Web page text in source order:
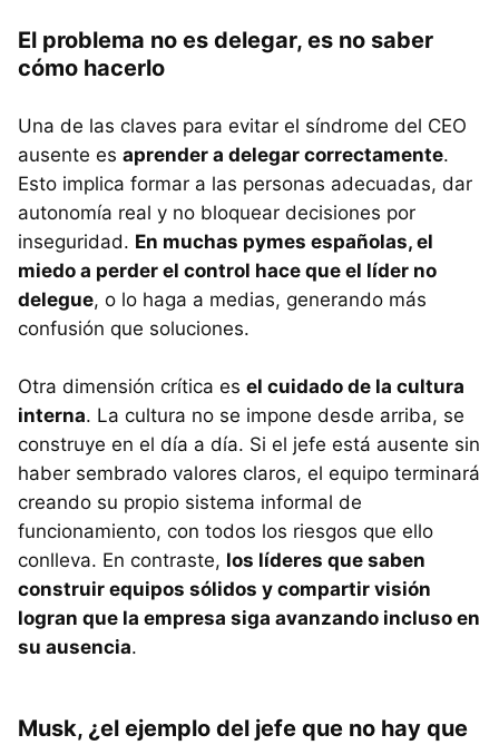
El problema no es delegar, es no saber
cómo hacerlo
Una de las claves para evitar el síndrome del CEO
ausente es aprender a delegar correctamente.
Esto implica formar a las personas adecuadas, dar
autonomía real y no bloquear decisiones por
inseguridad. En muchas pymes españolas, el
miedo a perder el control hace que el líder no
delegue, o lo haga a medias, generando más
confusión que soluciones.
Otra dimensión crítica es el cuidado de la cultura
interna. La cultura no se impone desde arriba, se
construye en el día a día. Si el jefe está ausente sin
haber sembrado valores claros, el equipo terminará
creando su propio sistema informal de
funcionamiento, con todos los riesgos que ello
conlleva. En contraste, los líderes que saben
construir equipos sólidos y compartir visión
logran que la empresa siga avanzando incluso en
su ausencia.
Musk, ¿el ejemplo del jefe que no hay que